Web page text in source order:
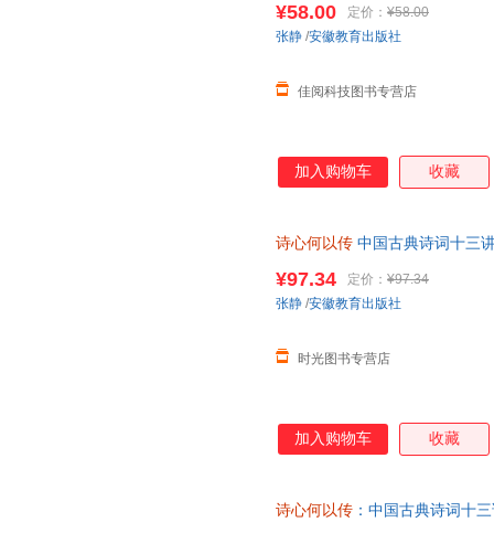
¥58.00 定价： ¥58.00
佳阅科技图书专营店
张静 /安徽教育出版社
加入购物车 收藏
诗心何以传 中国古典诗词十三
¥97.34 定价： ¥97.34
时光图书专营店
张静 /安徽教育出版社
加入购物车 收藏
诗心何以传 ：中国古典诗词十